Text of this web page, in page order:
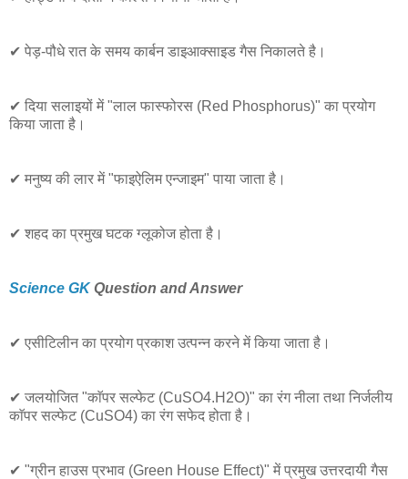
✔ पेड़-पौधे रात के समय कार्बन डाइआक्साइड गैस निकालते है।
✔ दिया सलाइयों में "लाल फास्फोरस (Red Phosphorus)" का प्रयोग
किया जाता है।
✔ मनुष्य की लार में "फाइऐलिम एन्जाइम" पाया जाता है।
✔ शहद का प्रमुख घटक ग्लूकोज होता है।
Science GKQuestion and Answer
✔ एसीटिलीन का प्रयोग प्रकाश उत्पन्न करने में किया जाता है।
✔ जलयोजित "काॅपर सल्फेट (CuSO4.H2O)" का रंग नीला तथा निर्जलीय
काॅपर सल्फेट (CuSO4) का रंग सफेद होता है।
✔ "ग्रीन हाउस प्रभाव (Green House Effect)" में प्रमुख उत्तरदायी गैस